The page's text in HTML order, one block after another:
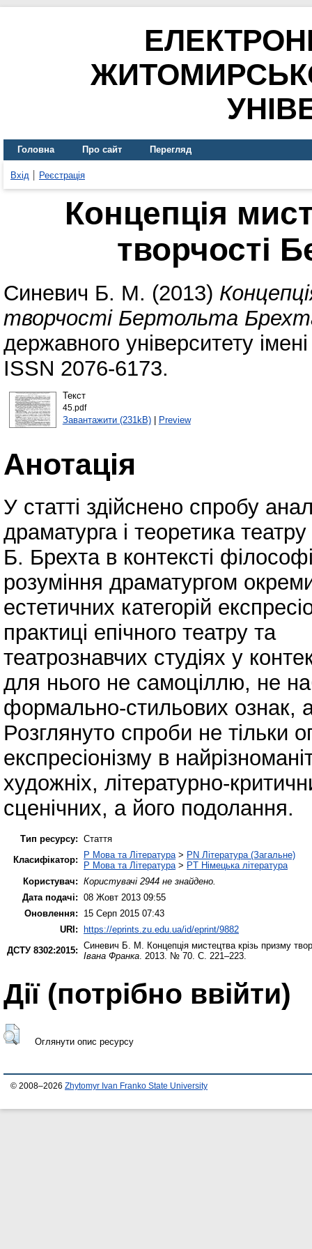
Головна Про сайт Перегляд
Вхід Реєстрація
Концепція
творчості
Синевич Б. М. (2013)
творчості Бертольта
державного університету
ISSN 2076-6173.
Текст
45.pdf
Завантажити (231kB)| Preview
Анотація
У статті здійснено спробу
драматурга і теоретика театру
Б. Брехта в контексті
розуміння драматургом
естетичних категорій
практиці епічного театру та
театрознавчих студіях у
для нього не самоціллю, не
формально-стильових ознак,
Розглянуто спроби не тільки
експресіонізму в
художніх, літературно-
сценічних, а його подолання.
Тип ресурсу: Стаття
Класифікатор:
P Мова та Література > PN Література (Загальне)
P Мова та Література > PT Німецька література
Користувач: Користувачі 2944 не знайдено.
Дата подачі: 08 Жовт 2013 09:55
Оновлення:
15 Серп 2015 07:43
URI: https://eprints.zu.edu.ua/id/eprint/9882
ДСТУ 8302:2015: Синевич Б. М.
Концепція мистецтва крізь призму
Івана Франка . 2013. № 70. С. 221–223.
Дії ​​(потрібно ввійти)
Оглянути опис ресурсу
© 2008–2026 Zhytomyr Ivan Franko State University